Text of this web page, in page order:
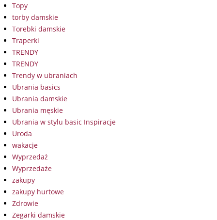
Topy
torby damskie
Torebki damskie
Traperki
TRENDY
TRENDY
Trendy w ubraniach
Ubrania basics
Ubrania damskie
Ubrania męskie
Ubrania w stylu basic Inspiracje
Uroda
wakacje
Wyprzedaż
Wyprzedaże
zakupy
zakupy hurtowe
Zdrowie
Zegarki damskie